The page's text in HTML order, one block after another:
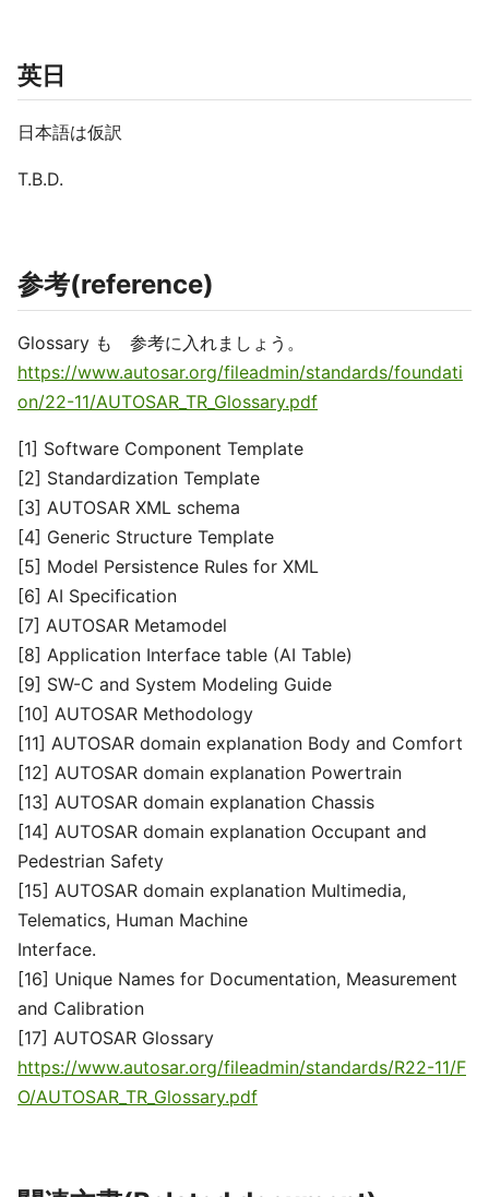
英日
日本語は仮訳
T.B.D.
参考(reference)
Glossary も 参考に入れましょう。
https://www.autosar.org/fileadmin/standards/foundati
on/22-11/AUTOSAR_TR_Glossary.pdf
[1] Software Component Template
[2] Standardization Template
[3] AUTOSAR XML schema
[4] Generic Structure Template
[5] Model Persistence Rules for XML
[6] AI Specification
[7] AUTOSAR Metamodel
[8] Application Interface table (AI Table)
[9] SW-C and System Modeling Guide
[10] AUTOSAR Methodology
[11] AUTOSAR domain explanation Body and Comfort
[12] AUTOSAR domain explanation Powertrain
[13] AUTOSAR domain explanation Chassis
[14] AUTOSAR domain explanation Occupant and
Pedestrian Safety
[15] AUTOSAR domain explanation Multimedia,
Telematics, Human Machine
Interface.
[16] Unique Names for Documentation, Measurement
and Calibration
[17] AUTOSAR Glossary
https://www.autosar.org/fileadmin/standards/R22-11/F
O/AUTOSAR_TR_Glossary.pdf